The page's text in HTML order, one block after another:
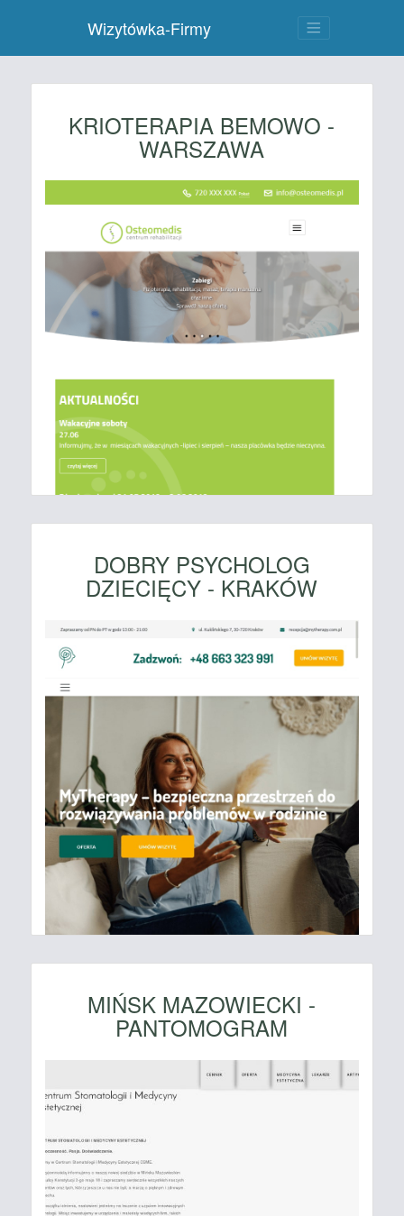
Wizytówka-Firmy
KRIOTERAPIA BEMOWO -
WARSZAWA
DOBRY PSYCHOLOG
DZIECIĘCY - KRAKÓW
MIŃSK MAZOWIECKI -
PANTOMOGRAM